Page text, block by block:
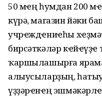
50 мҽң һумдан 200
күрә, магазин йәки
учрҽждҽниҽһы
бирсәткәләр кҽйҽүҙҽ
ҡаршылашырға
алыусыларҙың,
үҙҙәрҽнҽң